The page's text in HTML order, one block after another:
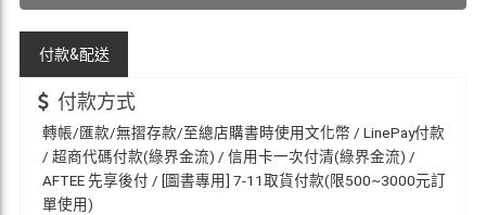
付款&配送
付款方式
轉帳/匯款/無摺存款/至總店購書時使用文化幣 / LinePay付款
/ 超商代碼付款(綠界金流) / 信用卡一次付清(綠界金流) /
AFTEE 先享後付 / [圖書專用] 7-11取貨付款(限500~3000元訂
單使用)